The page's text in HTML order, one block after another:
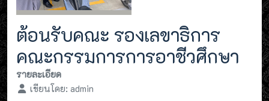
ต้อนรับคณะ รองเลขาธิการ
คณะกรรมการการอาชีวศึกษา
รายละเอียด
เขียนโดย: admin